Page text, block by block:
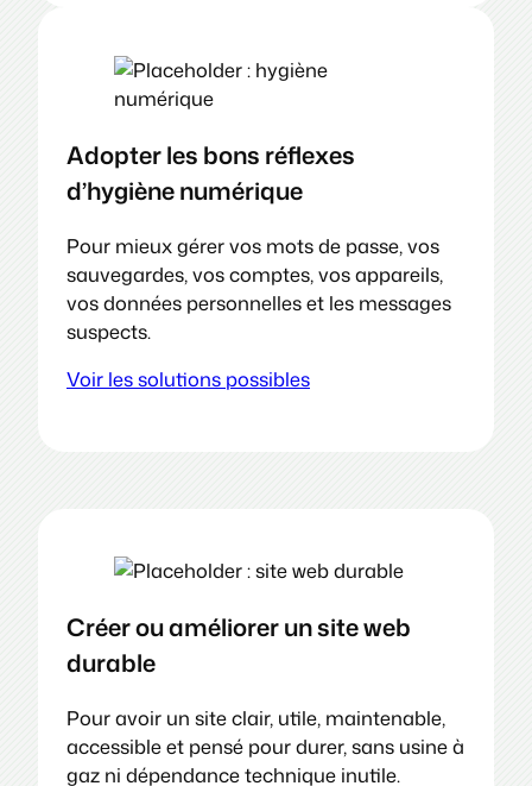
Adopter les bons réflexes
d’hygiène numérique
Pour mieux gérer vos mots de passe, vos
sauvegardes, vos comptes, vos appareils,
vos données personnelles et les messages
suspects.
Voir les solutions possibles
Créer ou améliorer un site web
durable
Pour avoir un site clair, utile, maintenable,
accessible et pensé pour durer, sans usine à
gaz ni dépendance technique inutile.